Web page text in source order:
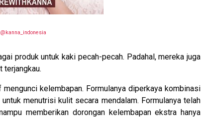
@kanna_indonesia
produk untuk kaki pecah-pecah. Padahal, mereka juga
terjangkau.
kelembapan. Formulanya diperkaya kombinasi
untuk menutrisi kulit secara mendalam. Formulanya telah
memberikan dorongan kelembapan ekstra hanya